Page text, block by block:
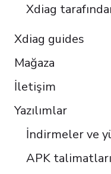
Xdiag
Xdiag guides
Mağaza
İletişim
Yazılımlar
İndirmeler ve
APK talimatları